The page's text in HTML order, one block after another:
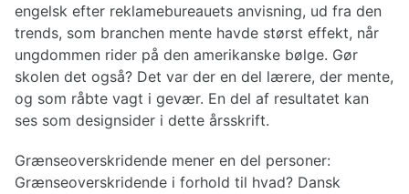
engelsk efter reklamebureauets anvisning, ud fra den
trends, som branchen mente havde størst effekt, når
ungdommen rider på den amerikanske bølge. Gør
skolen det også? Det var der en del lærere, der mente,
og som råbte vagt i gevær. En del af resultatet kan
ses som designsider i dette årsskrift.
Grænseoverskridende mener en del personer:
Grænseoverskridende i forhold til hvad? Dansk